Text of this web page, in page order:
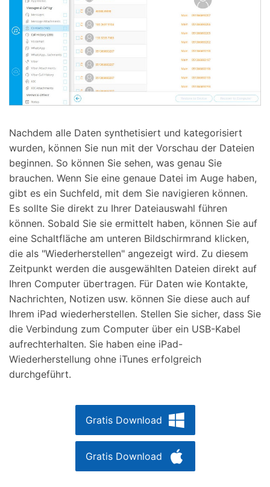
Nachdem alle Daten synthetisiert und kategorisiert
wurden, können Sie nun mit der Vorschau der Dateien
beginnen. So können Sie sehen, was genau Sie
brauchen. Wenn Sie eine genaue Datei im Auge haben,
gibt es ein Suchfeld, mit dem Sie navigieren können.
Es sollte Sie direkt zu Ihrer Dateiauswahl führen
können. Sobald Sie sie ermittelt haben, können Sie auf
eine Schaltfläche am unteren Bildschirmrand klicken,
die als "Wiederherstellen" angezeigt wird. Zu diesem
Zeitpunkt werden die ausgewählten Dateien direkt auf
Ihren Computer übertragen. Für Daten wie Kontakte,
Nachrichten, Notizen usw. können Sie diese auch auf
Ihrem iPad wiederherstellen. Stellen Sie sicher, dass Sie
die Verbindung zum Computer über ein USB-Kabel
aufrechterhalten. Sie haben eine iPad-
Wiederherstellung ohne iTunes erfolgreich
durchgeführt.
Gratis Download
Gratis Download